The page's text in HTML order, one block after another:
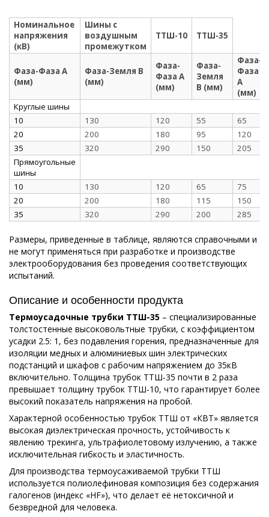
Номинальное
напряжения
(кВ)
Шины с
воздушным
промежутком
ТТШ-10 ТТШ-35
Фаза-Фаза А
(мм)
Фаза-Земля В
(мм)
Фаза-
Фаза А
(мм)
Фаза-
Земля
В (мм)
Фаза-
Фаза
А
(мм)
Круглые шины
10
130 120 55
65
20
200 180 95
120
35
320 290 150
205
Прямоугольные
шины
10
130 120 65
75
20
200 180 115
150
35
320 290 200 285
Размеры, приведенные в таблице, являются справочными и
не могут применяться при разработке и производстве
электрооборудования без проведения соответствующих
испытаний.
Описание и особенности продукта
Термоусадочные трубки ТТШ-35 – специализированные
толстостенные высоковольтные трубки, с коэффициентом
усадки 2.5: 1, без подавления горения, предназначенные для
изоляции медных и алюминиевых шин электрических
подстанций и шкафов с рабочим напряжением до 35кВ
включительно. Толщина трубок ТТШ-35 почти в 2 раза
превышает толщину трубок ТТШ-10, что гарантирует более
высокий показатель напряжения на пробой.
Характерной особенностью трубок ТТШ от «КВТ» является
высокая диэлектрическая прочность, устойчивость к
явлению трекинга, ультрафиолетовому излучению, а также
исключительная гибкость и эластичность.
Для производства термоусаживаемой трубки ТТШ
используется полиолефиновая композиция без содержания
галогенов (индекс «HF»), что делает её нетоксичной и
безвредной для человека.